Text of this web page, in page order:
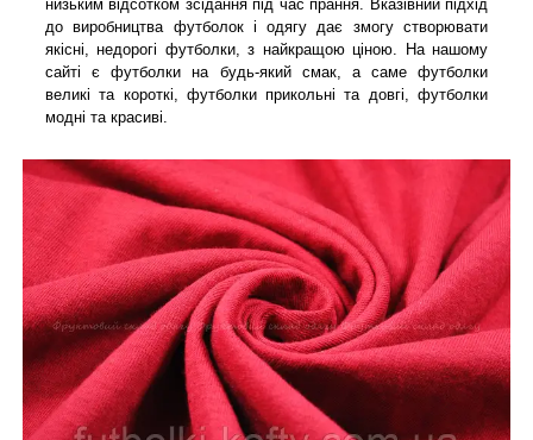
низьким відсотком зсідання під час прання. Вказівний підхід
до виробництва футболок і одягу дає змогу створювати
якісні, недорогі футболки, з найкращою ціною. На нашому
сайті є футболки на будь-який смак, а саме футболки
великі та короткі, футболки прикольні та довгі, футболки
модні та красиві.